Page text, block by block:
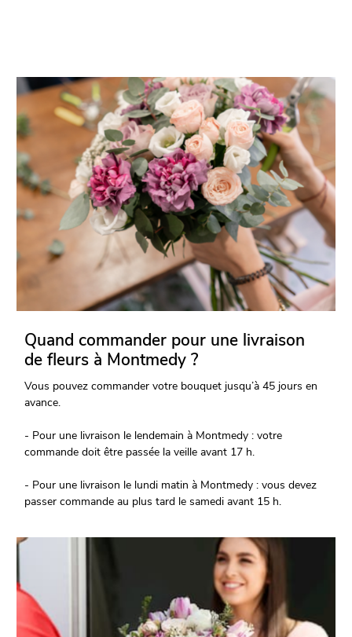
Quand commander pour une livraison
de fleurs à Montmedy ?
Vous pouvez commander votre bouquet jusqu’à 45 jours en
avance.
- Pour une livraison le lendemain à Montmedy : votre
commande doit être passée la veille avant 17 h.
- Pour une livraison le lundi matin à Montmedy : vous devez
passer commande au plus tard le samedi avant 15 h.